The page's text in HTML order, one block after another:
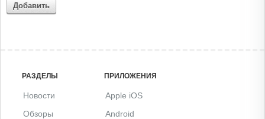
Добавить
РАЗДЕЛЫ
Новости
Обзоры
ПРИЛОЖЕНИЯ
Apple iOS
Android